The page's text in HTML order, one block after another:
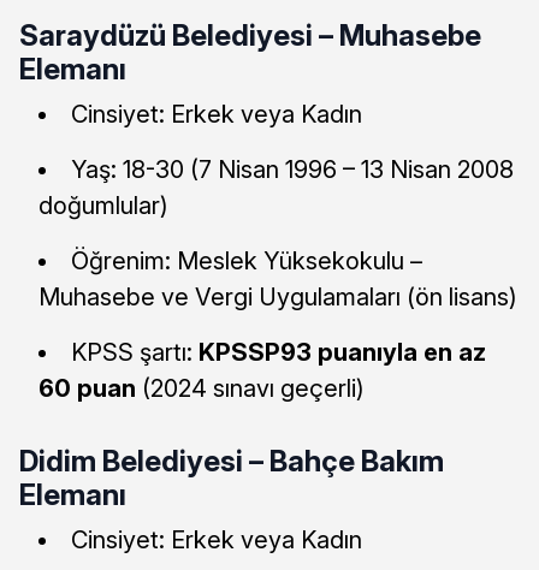
Saraydüzü Belediyesi – Muhasebe
Elemanı
Cinsiyet: Erkek veya Kadın
Yaş: 18-30 (7 Nisan 1996 – 13 Nisan 2008
doğumlular)
Öğrenim: Meslek Yüksekokulu –
Muhasebe ve Vergi Uygulamaları (ön lisans)
KPSS şartı: KPSSP93 puanıyla en az
60 puan (2024 sınavı geçerli)
Didim Belediyesi – Bahçe Bakım
Elemanı
Cinsiyet: Erkek veya Kadın